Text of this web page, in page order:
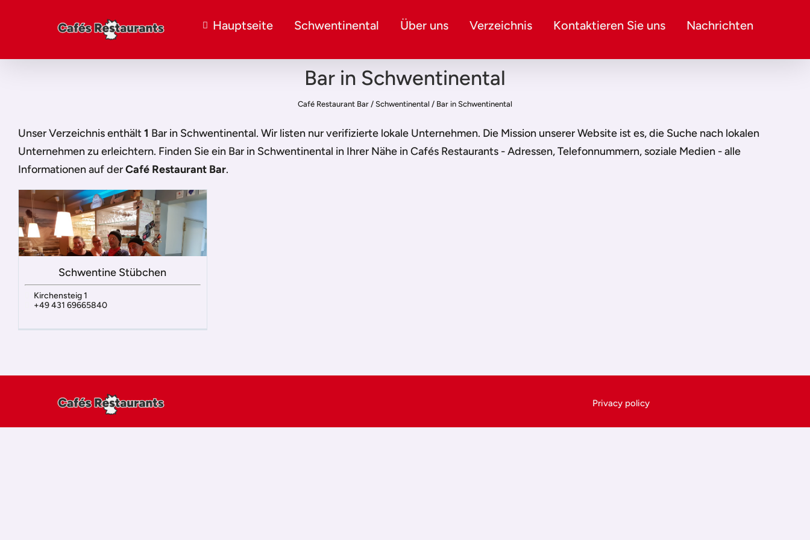
Hauptseite Schwentinental Über uns Verzeichnis Kontaktieren Sie uns Nachrichten
Bar in Schwentinental
Café Restaurant Bar / Schwentinental / Bar in Schwentinental
Unser Verzeichnis enthält1 Bar in Schwentinental. Wir listen nur verifizierte lokale Unternehmen. Die Mission unserer Website ist es, die Suche nach lokalen
Unternehmen zu erleichtern. Finden Sie ein Bar in Schwentinental in Ihrer Nähe in Cafés Restaurants - Adressen, Telefonnummern, soziale Medien - alle
Informationen auf derCafé Restaurant Bar.
Schwentine Stübchen
Kirchensteig 1
+49 431 69665840
Privacy policy